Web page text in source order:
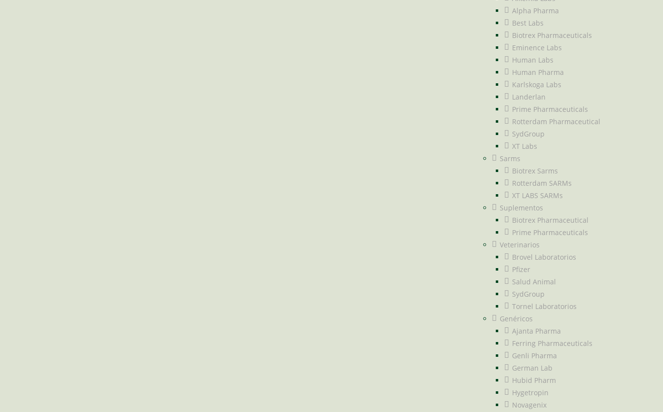
Alpha Pharma
Best Labs
Biotrex Pharmaceuticals
Eminence Labs
Human Labs
Human Pharma
Karlskoga Labs
Landerlan
Prime Pharmaceuticals
Rotterdam Pharmaceutical
SydGroup
XT Labs
Sarms
Biotrex Sarms
Rotterdam SARMs
XT LABS SARMs
Suplementos
Biotrex Pharmaceutical
Prime Pharmaceuticals
Veterinarios
Brovel Laboratorios
Pfizer
Salud Animal
SydGroup
Tornel Laboratorios
Genéricos
Ajanta Pharma
Ferring Pharmaceuticals
Genli Pharma
German Lab
Hubid Pharm
Hygetropin
Novagenix